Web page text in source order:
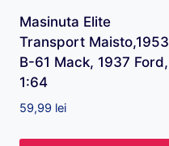
Masinuta Elite
Transport Maisto,1953
B-61 Mack, 1937 Ford,
1:64
59,99 lei